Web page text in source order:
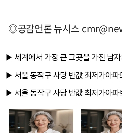
◎공감언론 뉴시스